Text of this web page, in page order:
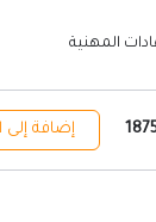
المهنية
إضافة إلى